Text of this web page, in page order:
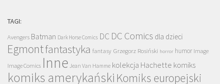
TAGI:
Avengers Batman Dark Horse Comics DC DC Comics dla dzieci
Egmontfantastyka fantasy Grzegorz Rosiński horror humor Image
Image Comics Inne Jean Van Hamme kolekcja Hachette komiks
komiks amerykański Komiks europejski